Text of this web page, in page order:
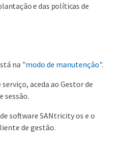
e das políticas de
na "modo de manutenção".
aceda ao Gestor de
sessão.
software SANtricity os e o
de gestão.